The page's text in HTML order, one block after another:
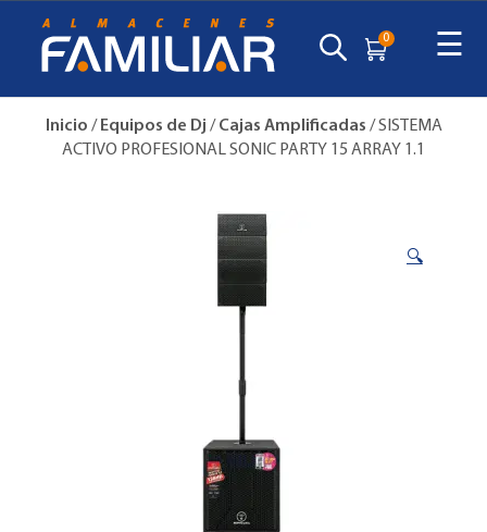
0 ☰
Inicio / Equipos de Dj / Cajas Amplificadas / SISTEMA
ACTIVO PROFESIONAL SONIC PARTY 15 ARRAY 1.1
🔍